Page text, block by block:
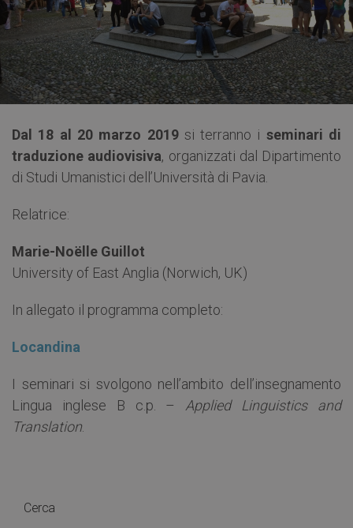
Dal 18 al 20 marzo 2019si terranno i seminari di
traduzione audiovisiva, organizzati dal Dipartimento
di Studi Umanistici dell’Università di Pavia.
Relatrice:
Marie-Noëlle Guillot
University of East Anglia (Norwich, UK)
In allegato il programma completo:
Locandina
I seminari si svolgono nell’ambito dell’insegnamento
Lingua inglese B c.p. – Applied Linguistics and
Translation
Cerca